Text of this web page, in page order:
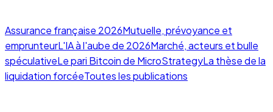
Assurance française 2026Mutuelle, prévoyance et
emprunteurL'IA à l'aube de 2026Marché, acteurs et bulle
spéculativeLe pari Bitcoin de MicroStrategyLa thèse de la
liquidation forcéeToutes les publications